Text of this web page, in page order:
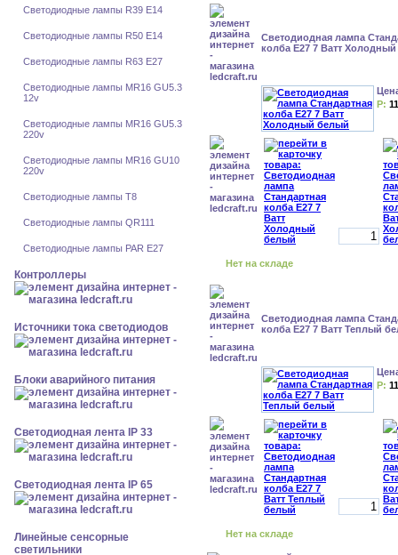
Светодиодные лампы R39 E14
Светодиодные лампы R50 E14
Светодиодные лампы R63 E27
Светодиодные лампы MR16 GU5.3
12v
Светодиодные лампы MR16 GU5.3
220v
Светодиодные лампы MR16 GU10
220v
Светодиодные лампы Т8
Светодиодные лампы QR111
Светодиодные лампы PAR E27
Контроллеры
Источники тока светодиодов
Блоки аварийного питания
Светодиодная лента IP 33
Светодиодная лента IP 65
Линейные сенсорные
светильники
Светодиодная лампа
колба Е27 7 Ватт
Р:
Нет на складе
Светодиодная лампа
колба Е27 7 Ватт Теплый
Р:
Нет на складе